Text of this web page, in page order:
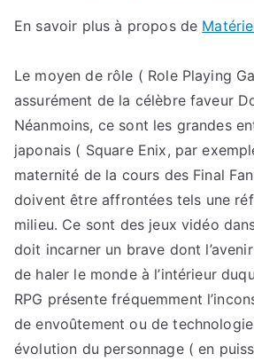
En savoir plus à propos de
Le moyen de rôle ( Role Playing
assurément de la célèbre faveur
Néanmoins, ce sont les grandes
japonais ( Square Enix, par
maternité de la cours des Final
doivent être affrontées tels une
milieu. Ce sont des jeux vidéo
doit incarner un brave dont
de haler le monde à l’intérieur
RPG présente fréquemment
de envoûtement ou de
évolution du personnage ( en